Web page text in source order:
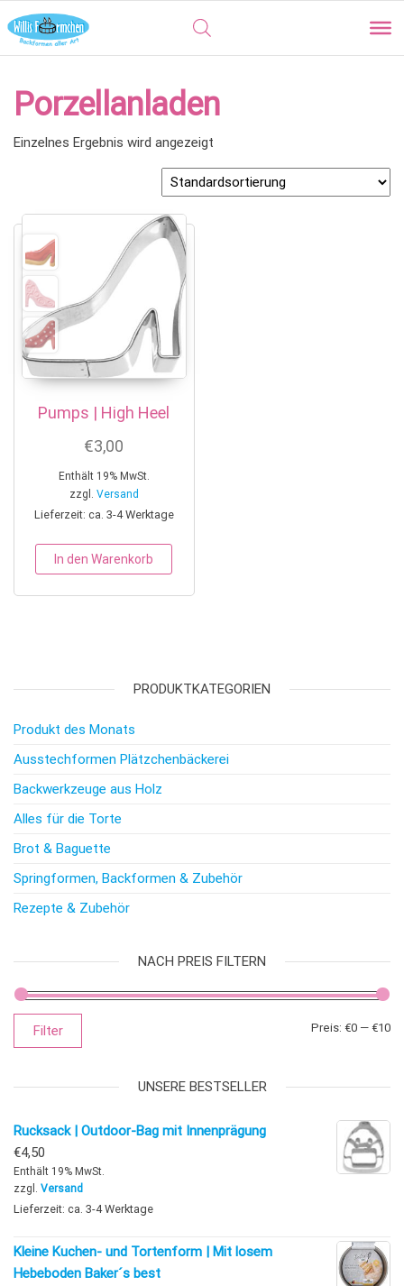
Porzellanladen
Einzelnes Ergebnis wird angezeigt
Pumps | High Heel
€3,00
Enthält 19% MwSt.
zzgl. Versand
Lieferzeit: ca. 3-4 Werktage
In den Warenkorb
PRODUKTKATEGORIEN
Produkt des Monats
Ausstechformen Plätzchenbäckerei
Backwerkzeuge aus Holz
Alles für die Torte
Brot & Baguette
Springformen, Backformen & Zubehör
Rezepte & Zubehör
NACH PREIS FILTERN
Filter Preis: €0 — €10
UNSERE BESTSELLER
Rucksack | Outdoor-Bag mit Innenprägung
€4,50
Enthält 19% MwSt.
zzgl. Versand
Lieferzeit: ca. 3-4 Werktage
Kleine Kuchen- und Tortenform | Mit losem
Hebeboden Baker´s best